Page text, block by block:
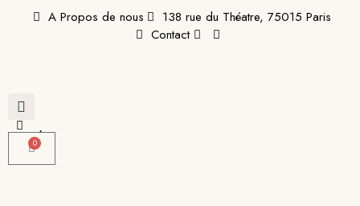
A Propos de nous
138 rue du Théatre, 75015 Paris
Contact
0